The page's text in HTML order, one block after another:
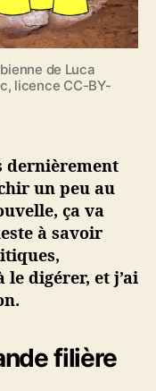
n
s
n
u
a
i
r
e
de Luca
licence CC-BY-
dernièrement
un peu au
ça va
à savoir
digérer, et j’ai
filière